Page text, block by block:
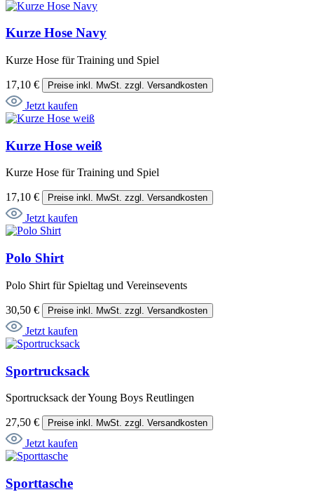
Kurze Hose Navy
Kurze Hose für Training und Spiel
17,10 € Preise inkl. MwSt. zzgl. Versandkosten
Jetzt kaufen
Kurze Hose weiß
Kurze Hose für Training und Spiel
17,10 € Preise inkl. MwSt. zzgl. Versandkosten
Jetzt kaufen
Polo Shirt
Polo Shirt für Spieltag und Vereinsevents
30,50 € Preise inkl. MwSt. zzgl. Versandkosten
Jetzt kaufen
Sportrucksack
Sportrucksack der Young Boys Reutlingen
27,50 € Preise inkl. MwSt. zzgl. Versandkosten
Jetzt kaufen
Sporttasche